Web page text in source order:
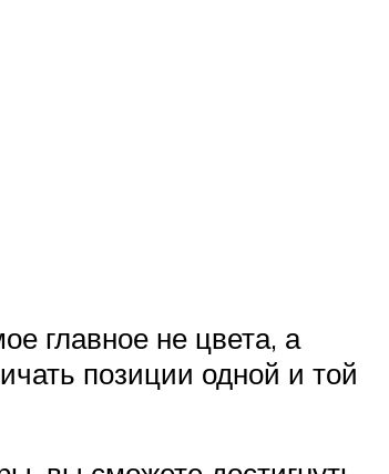
главное не цвета, а
позиции одной и той